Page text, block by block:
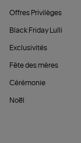
Offres Privilèges
Black Friday Lulli
Exclusivités
Fête des mères
Cérémonie
Noël